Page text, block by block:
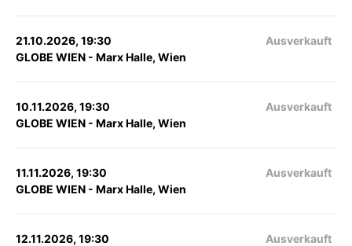
21.10.2026, 19:30
GLOBE WIEN - Marx Halle, Wien
Ausverkauft
10.11.2026, 19:30
GLOBE WIEN - Marx Halle, Wien
Ausverkauft
11.11.2026, 19:30
GLOBE WIEN - Marx Halle, Wien
Ausverkauft
12.11.2026, 19:30
Ausverkauft